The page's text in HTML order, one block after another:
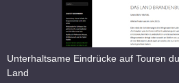
Unterhaltsame Eindrücke auf Touren
Land